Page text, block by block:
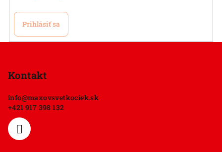
Prihlásiť sa
Kontakt
info@maxovsvetkociek.sk
+421 917 398 132